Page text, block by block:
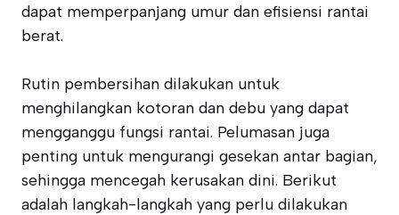
dapat memperpanjang umur dan efisiensi rantai
berat.
Rutin pembersihan dilakukan untuk
menghilangkan kotoran dan debu yang dapat
mengganggu fungsi rantai. Pelumasan juga
penting untuk mengurangi gesekan antar bagian,
sehingga mencegah kerusakan dini. Berikut
adalah langkah-langkah yang perlu dilakukan